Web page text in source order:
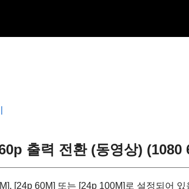
출력 전환 (동영상) (1080
, [24p 60M] 또는 [24p 100M] 로 설정되어